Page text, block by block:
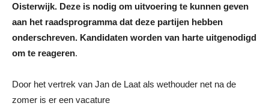
Oisterwijk. Deze is nodig om uitvoering te kunnen geven
aan het raadsprogramma dat deze partijen hebben
onderschreven. Kandidaten worden van harte uitgenodigd
om te reageren.
Door het vertrek van Jan de Laat als wethouder net na de
zomer is er een vacature